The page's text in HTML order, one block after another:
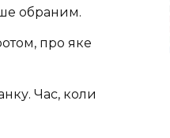
обраним.
про яке
Час, коли